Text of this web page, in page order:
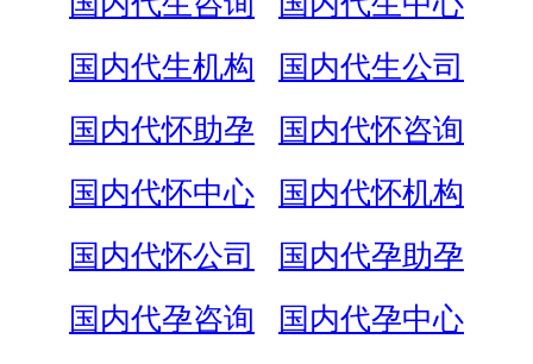
国内代生机构
国内代生公司
国内代怀助孕
国内代怀咨询
国内代怀中心
国内代怀机构
国内代怀公司
国内代孕助孕
国内代孕咨询
国内代孕中心